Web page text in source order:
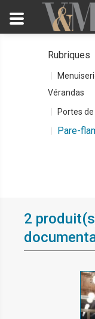
Rubriques
Vérandas
Portes
Pare-
2